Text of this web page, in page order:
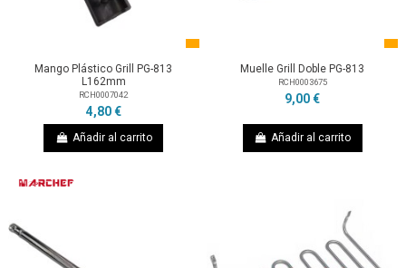
Mango Plástico Grill PG-813
L162mm
RCH0007042
4,80 €
Añadir al carrito
Muelle Grill Doble PG-813
RCH0003675
9,00 €
Añadir al carrito